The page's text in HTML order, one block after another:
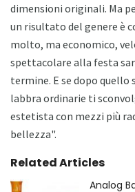
dimensioni originali. Ma
un risultato del genere è
molto, ma economico,
spettacolare alla festa
termine. E se dopo quello
labbra ordinarie ti
estetista con mezzi più
bellezza".
Related Articles
Analog